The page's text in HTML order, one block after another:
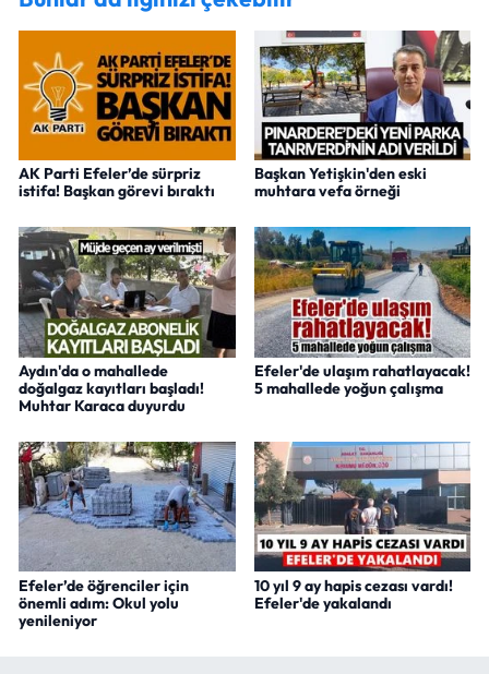
AK Parti Efeler’de sürpriz
istifa! Başkan görevi bıraktı
Başkan Yetişkin'den eski
muhtara vefa örneği
Aydın'da o mahallede
doğalgaz kayıtları başladı!
Muhtar Karaca duyurdu
Efeler'de ulaşım rahatlayacak!
5 mahallede yoğun çalışma
Efeler’de öğrenciler için
önemli adım: Okul yolu
yenileniyor
10 yıl 9 ay hapis cezası vardı!
Efeler'de yakalandı